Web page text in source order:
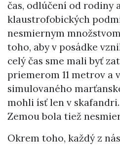
čas, odlúčení od rodiny
klaustrofobických
nesmiernym
toho, aby v posádke
celý čas sme mali byť
priemerom 11 metrov a
simulovaného
mohli ísť len v
Zemou bola tiež
Okrem toho, každý z